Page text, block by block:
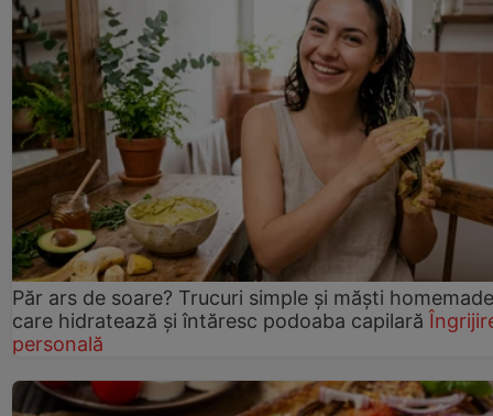
Păr ars de soare? Trucuri simple și măști homemade
care hidratează și întăresc podoaba capilară
personală